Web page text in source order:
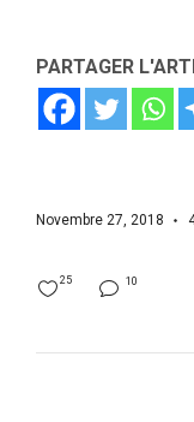
PARTAGER
Novembre 27, 2018
10
25